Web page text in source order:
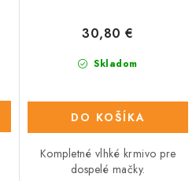
Skladom
30,80 €
DO KOŠÍKA
Kompletné vlhké krmivo pre
dospelé mačky.